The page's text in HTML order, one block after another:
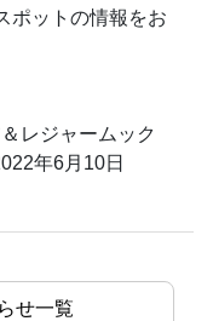
ポットの情報をお
レジャームック
年6月10日
せ一覧